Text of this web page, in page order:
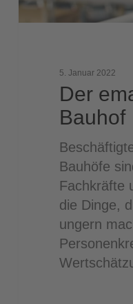
5. Januar 2022
Der
Bauhof
Bauhöfe
Fachkräfte
die Dinge,
ungern